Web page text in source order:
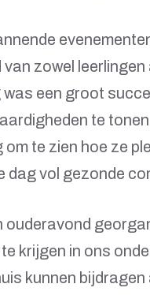
zowel
een groot
te
te zien hoe ze
dag vol gezonde
krijgen in ons
kunnen